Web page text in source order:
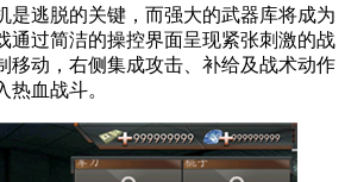
是逃脱的关键，而强大的武器库将成为
通过简洁的操控界面呈现紧张刺激的战
移动，右侧集成攻击、补给及战术动作
热血战斗。